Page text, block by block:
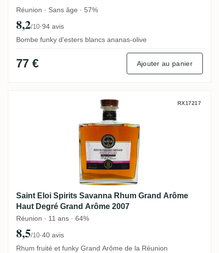
Réunion · Sans âge · 57%
8,2/10·94 avis
Bombe funky d'esters blancs ananas-olive
77 € Ajouter au panier
Saint Eloi Spirits Savanna Rhum Grand
RX17217
Saint Eloi Spirits Savanna Rhum Grand Arôme
Haut Degré Grand Arôme 2007
Réunion · 11 ans · 64%
8,5/10·40 avis
Rhum fruité et funky Grand Arôme de la Réunion